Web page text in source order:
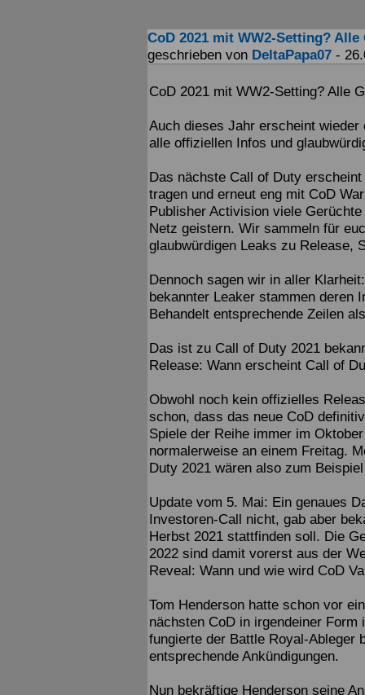
CoD 2021 mit WW2-Setting?
geschrieben von DeltaPapa07-
CoD 2021 mit WW2-Setting? Alle
Auch dieses Jahr erscheint
alle offiziellen Infos und
Das nächste Call of Duty
tragen und erneut eng mit CoD
Publisher Activision viele
Netz geistern. Wir sammeln für
glaubwürdigen Leaks zu Release,
Dennoch sagen wir in aller
bekannter Leaker stammen deren
Behandelt entsprechende Zeilen
Das ist zu Call of Duty 2021
Release: Wann erscheint Call of
Obwohl noch kein offizielles
schon, dass das neue CoD
Spiele der Reihe immer im
normalerweise an einem Freitag.
Duty 2021 wären also zum
Update vom 5. Mai: Ein genaues
Investoren-Call nicht, gab aber
Herbst 2021 stattfinden soll. Die
2022 sind damit vorerst aus der
Reveal: Wann und wie wird CoD
Tom Henderson hatte schon vor
nächsten CoD in irgendeiner
fungierte der Battle Royal-Ableger
entsprechende Ankündigungen.
Nun bekräftige Henderson seine